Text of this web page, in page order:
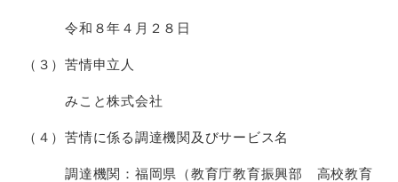
令和８年４月２８日
（３）苦情申立人
みこと株式会社
（４）苦情に係る調達機関及びサービス名
調達機関：福岡県（教育庁教育振興部 高校教育